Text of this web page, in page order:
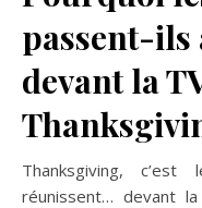
passent-ils
devant la
Thanksgiving,
réunissent… devant